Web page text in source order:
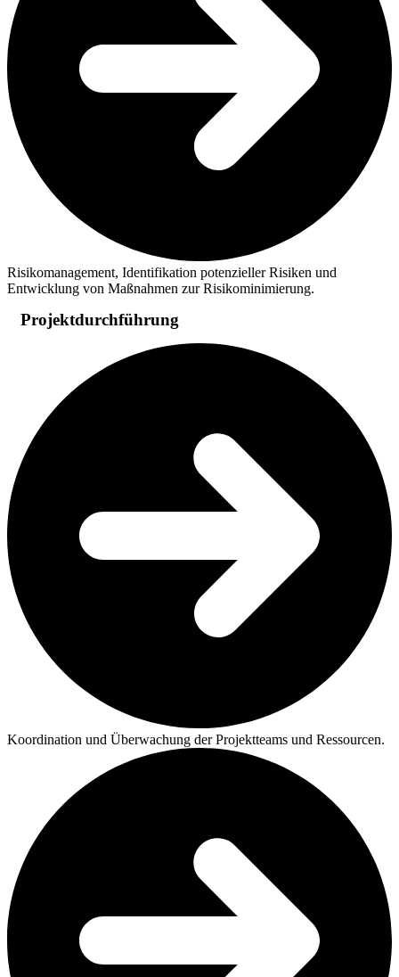
Risikomanagement, Identifikation potenzieller Risiken und
Entwicklung von Maßnahmen zur Risikominimierung.
Projektdurchführung
Koordination und Überwachung der Projektteams und Ressourcen.